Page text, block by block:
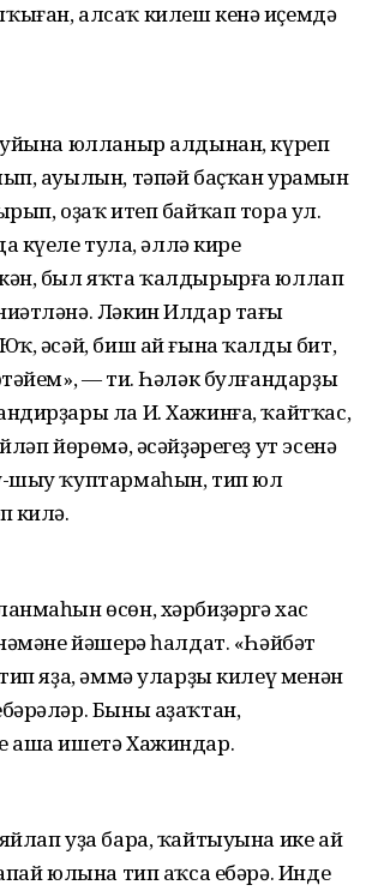
алсаҡ килеш кенә иҫемдә
юлланыр алдынан, күреп
ауылын, тәпәй баҫҡан урамын
оҙаҡ итеп байҡап тора ул.
күңеле тула, әллә кире
был яҡта ҡалдырырға юллап
Ләкин Илдар тағы
әсәй, биш ай ғына ҡалды бит,
— ти. Һәләк булғандарҙы
ла И. Хажинға, ҡайтҡас,
йөрөмә, әсәйҙәрегеҙ ут эсенә
шыу ҡуптармаһын, тип юл
килә.
өсөн, хәрбиҙәргә хас
йәшерә һалдат. «Һәйбәт
яҙа, әммә уларҙы килеү менән
Быны аҙаҡтан,
аша ишетә Хажиндар.
уҙа бара, ҡайтыуына ике ай
юлына тип аҡса ебәрә. Инде